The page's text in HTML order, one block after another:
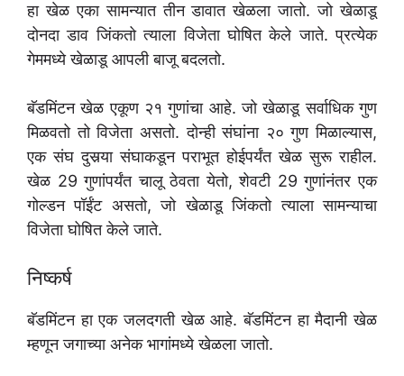
हा खेळ एका सामन्यात तीन डावात खेळला जातो. जो खेळाडू
दोनदा डाव जिंकतो त्याला विजेता घोषित केले जाते. प्रत्येक
गेममध्ये खेळाडू आपली बाजू बदलतो.
बॅडमिंटन खेळ एकूण २१ गुणांचा आहे. जो खेळाडू सर्वाधिक गुण
मिळवतो तो विजेता असतो. दोन्ही संघांना २० गुण मिळाल्यास,
एक संघ दुसर्‍या संघाकडून पराभूत होईपर्यंत खेळ सुरू राहील.
खेळ 29 गुणांपर्यंत चालू ठेवता येतो, शेवटी 29 गुणांनंतर एक
गोल्डन पॉईंट असतो, जो खेळाडू जिंकतो त्याला सामन्याचा
विजेता घोषित केले जाते.
निष्कर्ष
बॅडमिंटन हा एक जलदगती खेळ आहे. बॅडमिंटन हा मैदानी खेळ
म्हणून जगाच्या अनेक भागांमध्ये खेळला जातो.